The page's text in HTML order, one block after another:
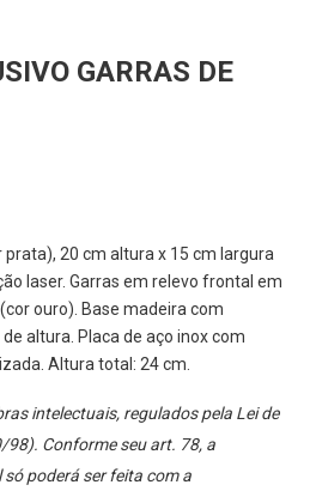
GARRAS DE
20 cm altura x 15 cm largura
laser. Garras em relevo frontal em
ouro). Base madeira com
altura. Placa de aço inox com
Altura total: 24 cm.
intelectuais, regulados pela Lei de
Conforme seu art. 78, a
poderá ser feita com a